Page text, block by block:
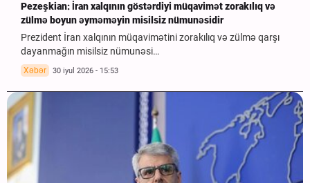
Pezeşkian: İran xalqının göstərdiyi müqavimət zorakılıq və
zülmə boyun əyməməyin misilsiz nümunəsidir
Prezident İran xalqının müqavimətini zorakılıq və zülmə qarşı
dayanmağın misilsiz nümunəsi…
Xəbər 30 iyul 2026 - 15:53